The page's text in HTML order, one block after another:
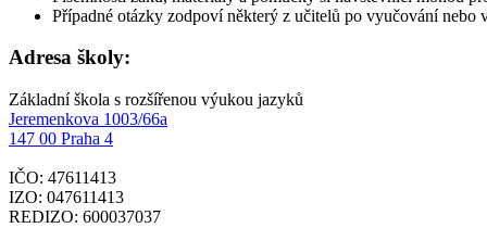
Případné otázky zodpoví některý z učitelů po vyučování nebo
Adresa školy:
Základní škola s rozšířenou výukou jazyků
Jeremenkova 1003/66a
147 00 Praha 4
IČO: 47611413
IZO: 047611413
REDIZO: 600037037